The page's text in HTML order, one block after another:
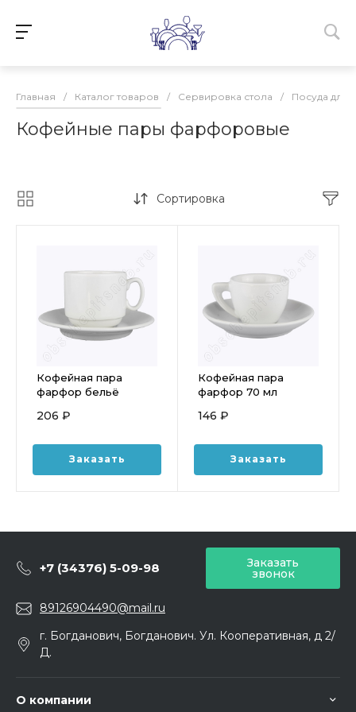
Главная / Каталог товаров / Сервировка стола / Посуда для
Кофейные пары фарфоровые
Сортировка
Кофейная пара
фарфор бельё
206 ₽
Заказать
Кофейная пара
фарфор 70 мл
146 ₽
Заказать
+7 (34376) 5-09-98 Заказать
звонок
89126904490@mail.ru
г. Богданович, Богданович. Ул. Кооперативная, д 2/
Д.
О компании